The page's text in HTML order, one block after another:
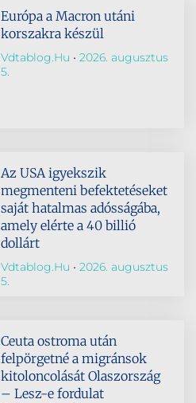
Európa a Macron utáni
korszakra készül
Vdtablog.hu
2026. augusztus
5.
Az USA igyekszik
megmenteni befektetéseket
saját hatalmas adósságába,
amely elérte a 40 billió
dollárt
Vdtablog.hu
2026. augusztus
5.
Ceuta ostroma után
felpörgetné a migránsok
kitoloncolását Olaszország
– Lesz-e fordulat